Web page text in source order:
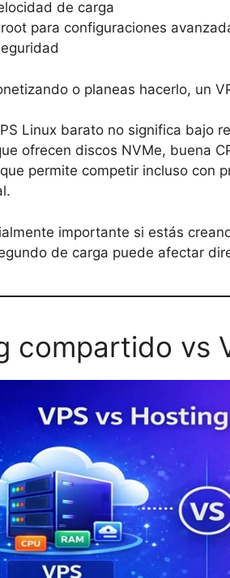
de carga
para configuraciones
o planeas hacerlo, un
Linux barato no significa bajo
ofrecen discos NVMe, buena
permite competir incluso con
importante si estás
de carga puede afectar
compartido vs